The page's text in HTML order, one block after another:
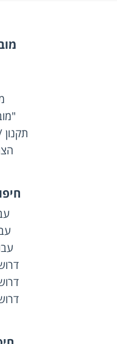
תקנון